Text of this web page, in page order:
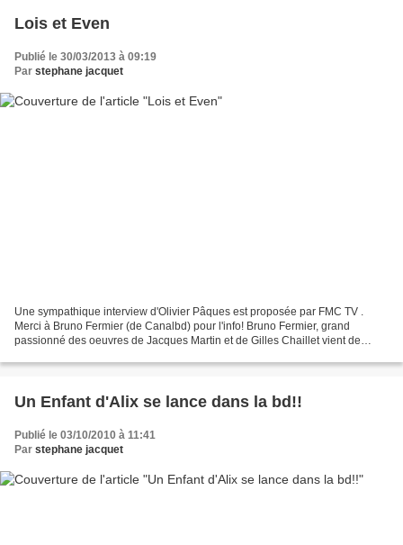
Lois et Even
Publié le 30/03/2013 à 09:19
Par stephane jacquet
Une sympathique interview d'Olivier Pâques est proposée par FMC TV .
Merci à Bruno Fermier (de Canalbd) pour l'info! Bruno Fermier, grand
passionné des oeuvres de Jacques Martin et de Gilles Chaillet vient de
Un Enfant d'Alix se lance dans la bd!!
Publié le 03/10/2010 à 11:41
Par stephane jacquet